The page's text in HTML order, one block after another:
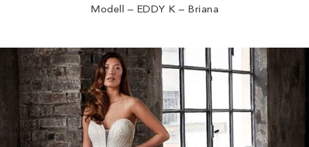
Modell – EDDY K – Briana